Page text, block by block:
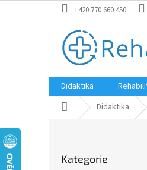
na
+420 770 660 450
Didaktika
Domů Didaktika
kategorie
Kategorie